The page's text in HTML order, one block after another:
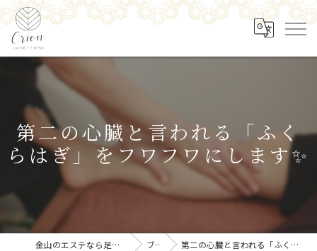
第二の心臓と言われる「ふく
らはぎ」をフワフワにします✨
金山のエステなら足の角質ケア専門店 Orion ブログ 第二の心臓と言われる「ふくらはぎ」をフワフワにします✨